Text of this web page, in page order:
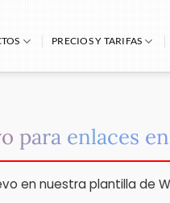
PRECIOS Y TARIFAS
para enlaces
en nuestra plantilla de